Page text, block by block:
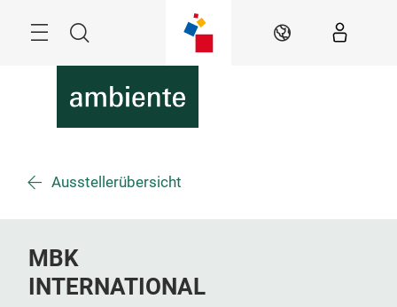
Suche DE
Ausstellerübersicht
MBK
INTERNATIONAL